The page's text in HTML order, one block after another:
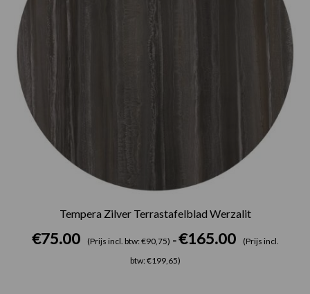
Tempera Zilver Terrastafelblad Werzalit
€75.00 (Prijs incl. btw: €90,75) - €165.00
(Prijs incl.
btw: €199,65)